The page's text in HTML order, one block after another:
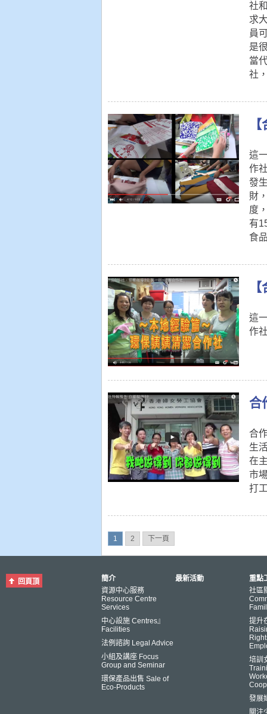
社
求
員
是
當
社
這
作
發
財
度
有
食
這
作
合
合
生
在
市
打
1 2 下一頁
回頁頂
簡介
資源中心服務
Resource Centre
Services
中心設施 Centres』
Facilities
法例諮詢 Legal Advice
小組及講座 Focus
Group and Seminar
環保產品出售 Sale of
Eco-Products
最新活動
重點
社區
提升
培訓
發展
關注